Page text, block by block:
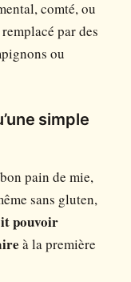
comté, ou
par des
ou
simple
pain de mie,
sans gluten,
pouvoir
à la première